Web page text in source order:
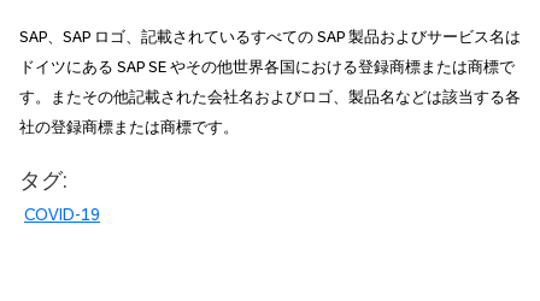
SAP、SAP ロゴ、記載されているすべての SAP 製品およびサービス名は
ドイツにある SAP SE やその他世界各国における登録商標または商標で
す。またその他記載された会社名およびロゴ、製品名などは該当する各
社の登録商標または商標です。
タグ:
COVID-19